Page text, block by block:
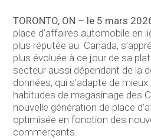
TORONTO, ON – le 5 mars
place d’affaires automobile en
plus réputée au Canada,
plus évoluée à ce jour de sa
secteur aussi dépendant de la
données, qui s’adapte de
habitudes de magasinage des
nouvelle génération de place
optimisée en fonction des
commerçants.